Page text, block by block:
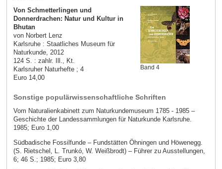
Band 4
Von Schmetterlingen und
Donnerdrachen: Natur und Kultur in
Bhutan
von Norbert Lenz
Karlsruhe : Staatliches Museum für
Naturkunde, 2012
124 S. : zahlr. Ill., Kt.
Karlsruher Naturhefte ; 4
Euro 14,00
Sonstige populärwissenschaftliche Schriften
Vom Naturalienkabinett zum Naturkundemuseum 1785 - 1985 –
Geschichte der Landessammlungen für Naturkunde Karlsruhe.
1985; Euro 1,00
Südbadische Fossilfunde – Fundstätten Öhningen und Höwenegg.
(S. Rietschel, L. Trunkó, W. Weißbrodt) – Führer zu Ausstellungen,
6; 46 S.; 1985; Euro 3,80